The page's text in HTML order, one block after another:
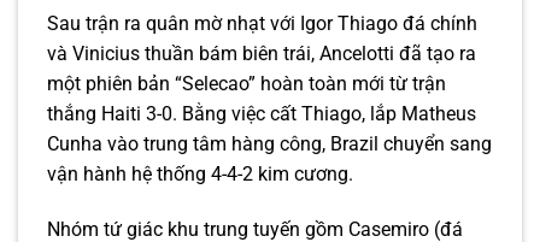
Sau trận ra quân mờ nhạt với Igor Thiago đá chính
và Vinicius thuần bám biên trái, Ancelotti đã tạo ra
một phiên bản “Selecao” hoàn toàn mới từ trận
thắng Haiti 3-0. Bằng việc cất Thiago, lắp Matheus
Cunha vào trung tâm hàng công, Brazil chuyển sang
vận hành hệ thống 4-4-2 kim cương.
Nhóm tứ giác khu trung tuyến gồm Casemiro (đá